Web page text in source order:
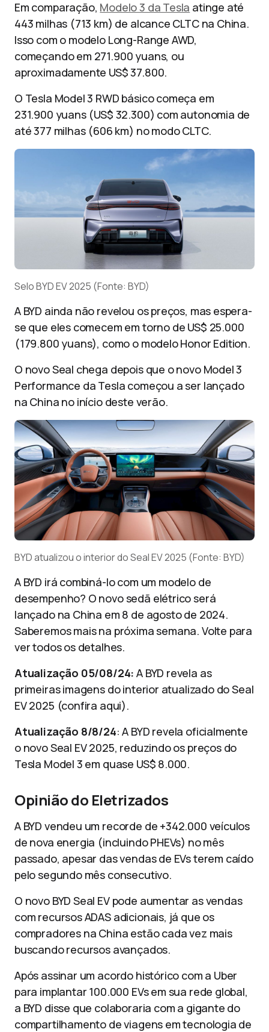
Em comparação, Modelo 3 da Tesla atinge até
443 milhas (713 km) de alcance CLTC na China.
Isso com o modelo Long-Range AWD,
começando em 271.900 yuans, ou
aproximadamente US$ 37.800.
O Tesla Model 3 RWD básico começa em
231.900 yuans (US$ 32.300) com autonomia de
até 377 milhas (606 km) no modo CLTC.
Selo BYD EV 2025 (Fonte: BYD)
A BYD ainda não revelou os preços, mas espera-
se que eles comecem em torno de US$ 25.000
(179.800 yuans), como o modelo Honor Edition.
O novo Seal chega depois que o novo Model 3
Performance da Tesla começou a ser lançado
na China no início deste verão.
BYD atualizou o interior do Seal EV 2025 (Fonte: BYD)
A BYD irá combiná-lo com um modelo de
desempenho? O novo sedã elétrico será
lançado na China em 8 de agosto de 2024.
Saberemos mais na próxima semana. Volte para
ver todos os detalhes.
Atualização 05/08/24: A BYD revela as
primeiras imagens do interior atualizado do Seal
EV 2025 (confira aqui).
Atualização 8/8/24: A BYD revela oficialmente
o novo Seal EV 2025, reduzindo os preços do
Tesla Model 3 em quase US$ 8.000.
Opinião do Eletrizados
A BYD vendeu um recorde de +342.000 veículos
de nova energia (incluindo PHEVs) no mês
passado, apesar das vendas de EVs terem caído
pelo segundo mês consecutivo.
O novo BYD Seal EV pode aumentar as vendas
com recursos ADAS adicionais, já que os
compradores na China estão cada vez mais
buscando recursos avançados.
Após assinar um acordo histórico com a Uber
para implantar 100.000 EVs em sua rede global,
a BYD disse que colaboraria com a gigante do
compartilhamento de viagens em tecnologia de